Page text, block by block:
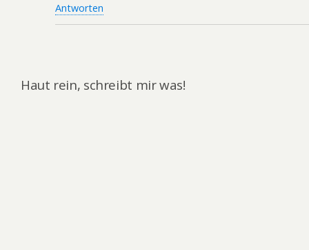
Antworten
Haut rein, schreibt mir was!